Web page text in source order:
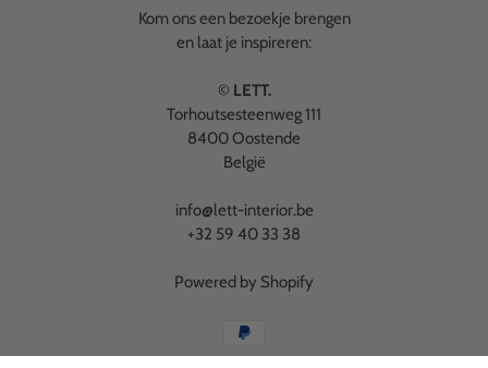
Kom ons een bezoekje brengen
en laat je inspireren:
© LETT.
Torhoutsesteenweg 111
8400 Oostende
België
info@lett-interior.be
+32 59 40 33 38
Powered by Shopify